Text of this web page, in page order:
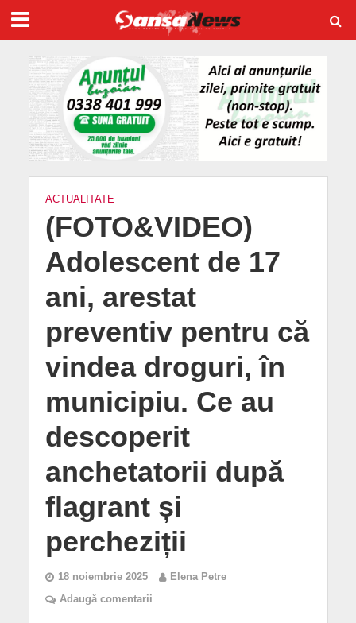
ACTUALITATE
(FOTO&VIDEO)
Adolescent de 17
ani, arestat
preventiv pentru că
vindea droguri, în
municipiu. Ce au
descoperit
anchetatorii după
flagrant și
percheziții
18 noiembrie 2025
Elena Petre
Adaugă comentarii